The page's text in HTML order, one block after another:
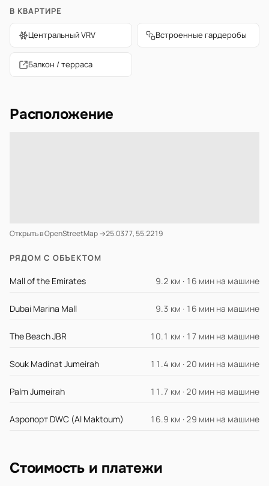
В КВАРТИРЕ
Центральный VRV Встроенные гардеробы
Балкон / терраса
Расположение
Открыть в OpenStreetMap →25.0377, 55.2219
РЯДОМ С ОБЪЕКТОМ
Mall of the Emirates 9.2 км · 16 мин на машине
Dubai Marina Mall 9.3 км · 16 мин на машине
The Beach JBR 10.1 км · 17 мин на машине
Souk Madinat Jumeirah 11.4 км · 20 мин на машине
Palm Jumeirah 11.7 км · 20 мин на машине
Аэропорт DWC (Al Maktoum) 16.9 км · 29 мин на машине
Стоимость и платежи